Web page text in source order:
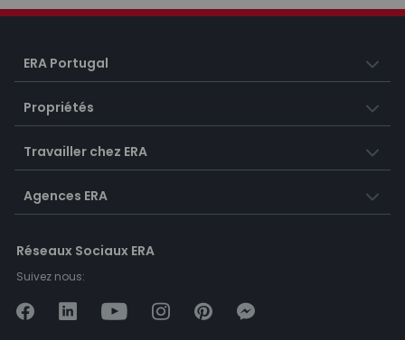
ERA Portugal
Propriétés
Travailler chez ERA
Agences ERA
Réseaux Sociaux ERA
Suivez nous: